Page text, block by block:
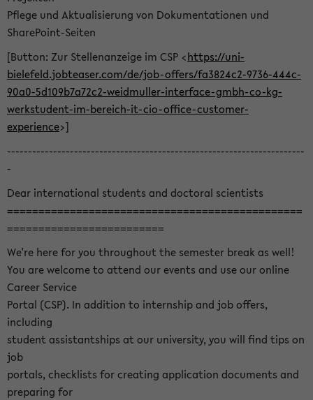
Pflege und Aktualisierung von Dokumentationen und
SharePoint-Seiten
[Button: Zur Stellenanzeige im CSP <https://uni-
bielefeld.jobteaser.com/de/job-offers/fa3824c2-9736-444c-
90a0-5d109b7a72c2-weidmuller-interface-gmbh-co-kg-
werkstudent-im-bereich-it-cio-office-customer-
experience>]
-----------------------------------------------------------------------
-
Dear international students and doctoral scientists
===============================================
=========================
We're here for you throughout the semester break as well!
You are welcome to attend our events and use our online
Career Service
Portal (CSP). In addition to internship and job offers,
including
student assistantships at our university, you will find tips on
job
portals, checklists for creating application documents and
preparing for